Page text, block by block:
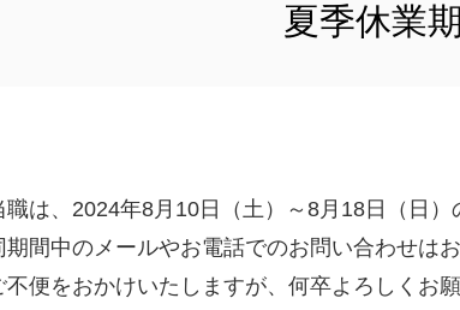
夏季休業
職は、2024年8月10日（土）～8月18日（日
期間中のメールやお電話でのお問い合わせは
不便をおかけいたしますが、何卒よろしくお願